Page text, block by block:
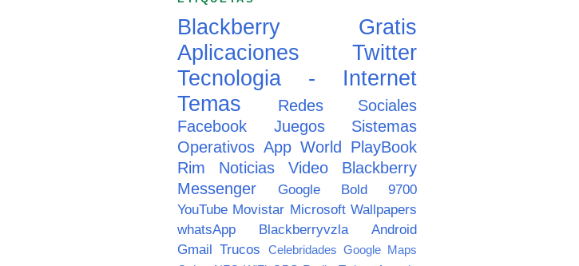
Blackberry
Gratis
Aplicaciones
Twitter
Tecnologia - Internet
Temas
Redes Sociales
Facebook
Juegos
Sistemas
Operativos App World PlayBook
Rim
Noticias Video
Blackberry
Messenger
Google
Bold 9700
YouTube Movistar Microsoft Wallpapers
whatsApp
Blackberryvzla
Android
Gmail Trucos Celebridades Google Maps